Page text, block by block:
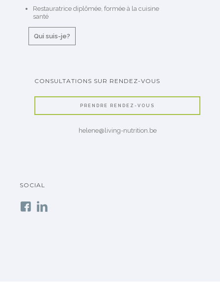
Restauratrice diplômée, formée à la cuisine
santé
Qui suis-je?
CONSULTATIONS SUR RENDEZ-VOUS
PRENDRE RENDEZ-VOUS
helene@living-nutrition.be
SOCIAL